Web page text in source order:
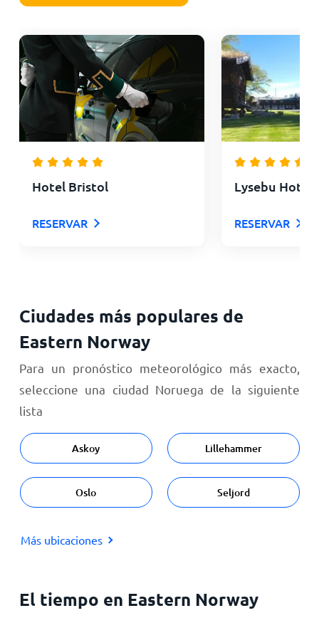
Hotel Bristol
RESERVAR
Lysebu Hotel
RESERVAR
Ciudades más populares de
Eastern Norway
Para un pronóstico meteorológico más exacto,
seleccione una ciudad Noruega de la siguiente
lista
Askoy Lillehammer
Oslo Seljord
Más ubicaciones
El tiempo en Eastern Norway